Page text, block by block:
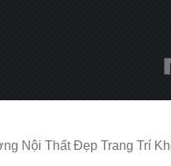
Nội Thất Đẹp Trang Trí